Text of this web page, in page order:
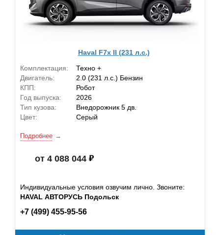
Haval F7x II (231 л.с.)
Комплектация:
Техно +
Двигатель:
2.0 (231 л.с.) Бензин
КПП:
Робот
Год выпуска:
2026
Тип кузова:
Внедорожник 5 дв.
Цвет:
Серый
Подробнее
от 4 088 044
Индивидуальные условия озвучим лично. Звоните:
HAVAL АВТОРУСЬ Подольск
+7 (499) 455-95-56